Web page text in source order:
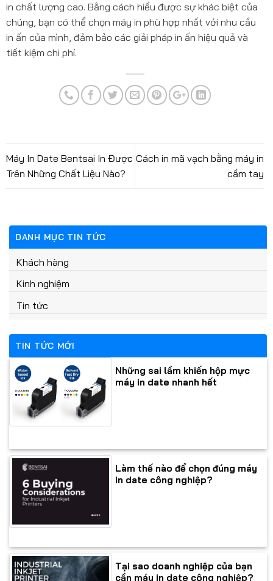
in chất lượng cao. Bằng cách hiểu được sự khác biệt của
chúng, bạn có thể chọn máy in phù hợp nhất với nhu cầu
in ấn của mình, đảm bảo các giải pháp in ấn hiệu quả và
tiết kiệm chi phí.
Máy In Date Bentsai In Được
Trên Những Chất Liệu Nào?
Cách in mã vạch bằng máy in
cầm tay
DANH MỤC TIN TỨC
Khách hàng
Kinh nghiệm
Tin tức
TIN TỨC MỚI
Những sai lầm khiến hộp mực
máy in date nhanh hết
Làm thế nào để chọn đúng máy
in date công nghiệp?
Tại sao doanh nghiệp của bạn
cần máy in date công nghiệp?